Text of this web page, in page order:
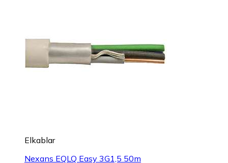
Elkablar
Nexans EQLQ Easy 3G1,5 50m